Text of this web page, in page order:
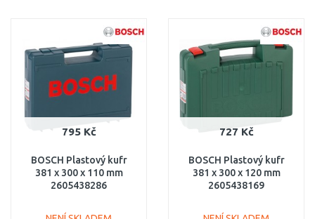
Porovnat Porovnat
795 Kč
BOSCH Plastový kufr
381 x 300 x 110 mm
2605438286
727 Kč
BOSCH Plastový kufr
381 x 300 x 120 mm
2605438169